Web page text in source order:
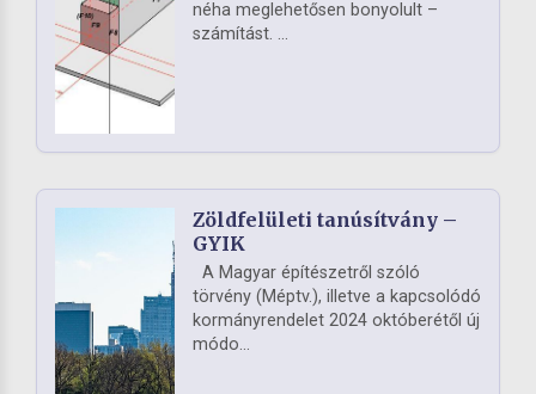
néha meglehetősen bonyolult –
számítást. ...
Zöldfelületi tanúsítvány –
GYIK
A Magyar építészetről szóló
törvény (Méptv.), illetve a kapcsolódó
kormányrendelet 2024 októberétől új
módo...